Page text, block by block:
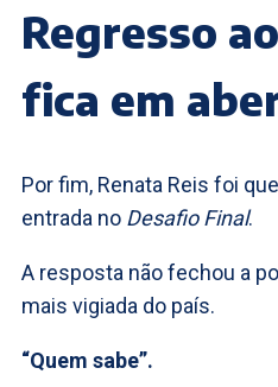
Regresso
fica em
Por fim, Renata Reis foi
entrada no Desafio Final.
A resposta não fechou a
mais vigiada do país.
“Quem sabe”.